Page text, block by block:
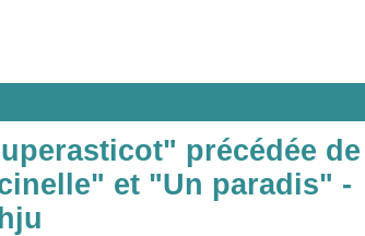
précédée
et "Un paradis" -